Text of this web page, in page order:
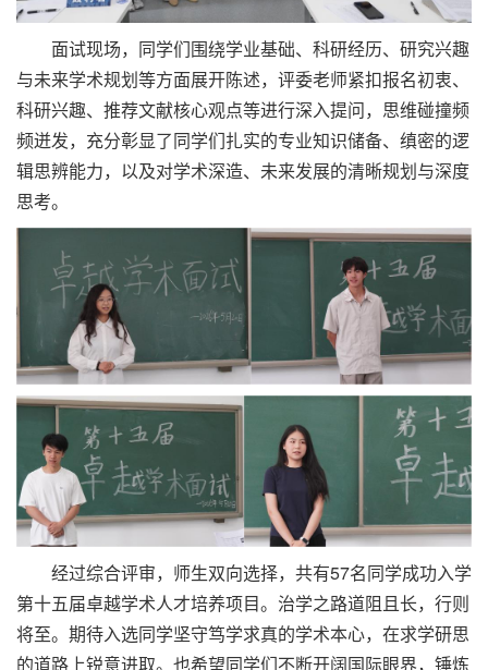
面试现场，同学们围绕学业基础、科研经历、研究兴趣
与未来学术规划等方面展开陈述，评委老师紧扣报名初衷、
科研兴趣、推荐文献核心观点等进行深入提问，思维碰撞频
频迸发，充分彰显了同学们扎实的专业知识储备、缜密的逻
辑思辨能力，以及对学术深造、未来发展的清晰规划与深度
思考。
经过综合评审，师生双向选择，共有57名同学成功入学
第十五届卓越学术人才培养项目。治学之路道阻且长，行则
将至。期待入选同学坚守笃学求真的学术本心，在求学研思
的道路上锐意进取。也希望同学们不断开阔国际眼界，锤炼